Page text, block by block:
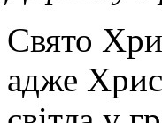
Свято
адже